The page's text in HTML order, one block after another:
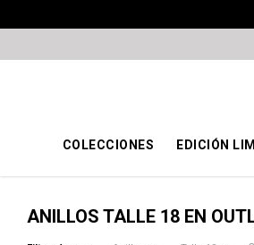
COLECCIONES EDICIÓN
ANILLOS TALLE 18 EN